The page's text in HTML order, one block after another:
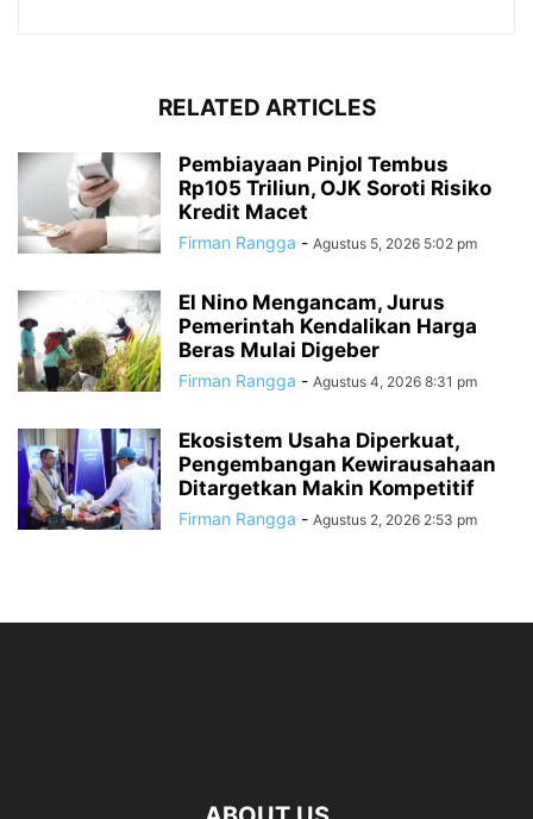
RELATED ARTICLES
Pembiayaan Pinjol Tembus
Rp105 Triliun, OJK Soroti Risiko
Kredit Macet
Firman Rangga - Agustus 5, 2026 5:02 pm
El Nino Mengancam, Jurus
Pemerintah Kendalikan Harga
Beras Mulai Digeber
Firman Rangga - Agustus 4, 2026 8:31 pm
Ekosistem Usaha Diperkuat,
Pengembangan Kewirausahaan
Ditargetkan Makin Kompetitif
Firman Rangga - Agustus 2, 2026 2:53 pm